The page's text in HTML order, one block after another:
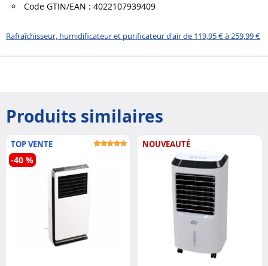
Code GTIN/EAN : 4022107939409
Rafraîchisseur, humidificateur et purificateur d'air de 119,95 € à 259,99 €
Produits similaires
TOP VENTE
-40 %
NOUVEAUTÉ